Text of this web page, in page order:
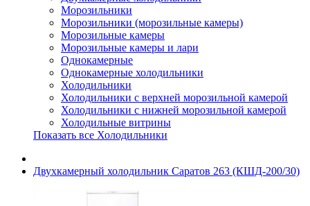
Морозильники
Морозильники (морозильные камеры)
Морозильные камеры
Морозильные камеры и лари
Однокамерные
Однокамерные холодильники
Холодильники
Холодильники с верхней морозильной камерой
Холодильники с нижней морозильной камерой
Холодильные витрины
Показать все Холодильники
Двухкамерный холодильник Саратов 263 (КШД-200/30)